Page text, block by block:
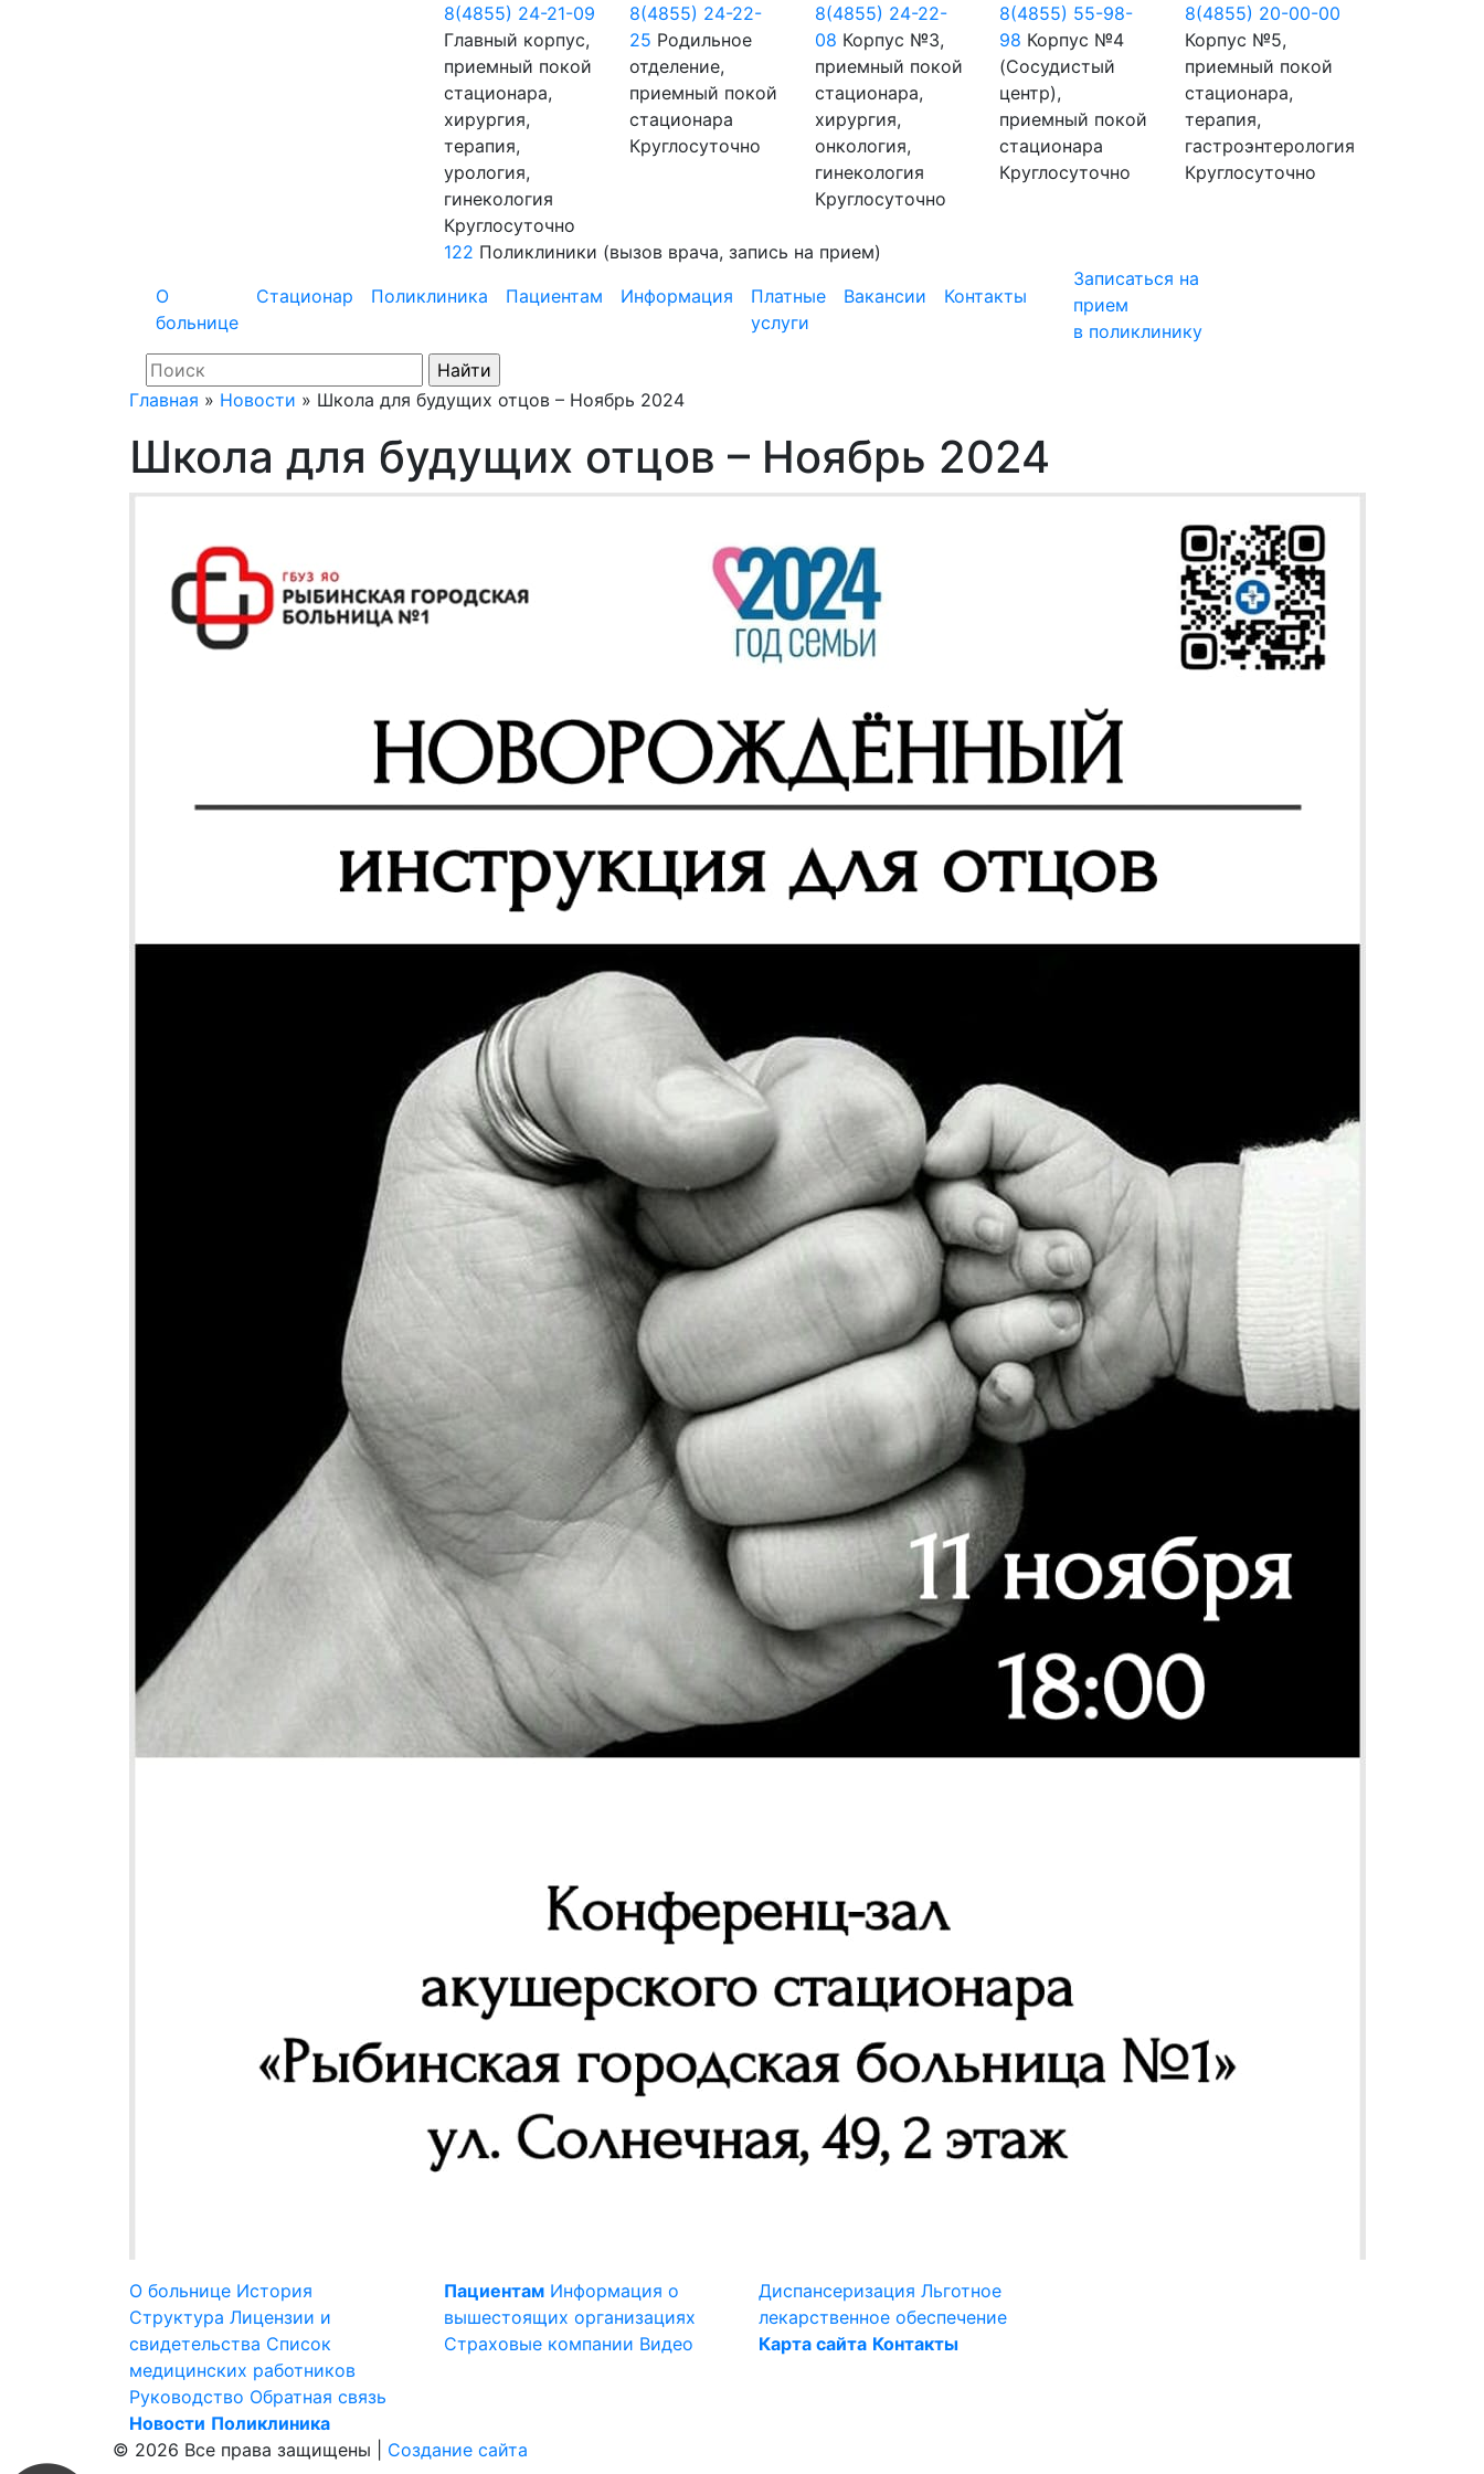
8(4855) 24-21-09
Главный корпус,
приемный покой
стационара,
хирургия,
терапия,
урология,
гинекология
Круглосуточно
8(4855) 24-22-
25 Родильное
отделение,
приемный покой
стационара
Круглосуточно
8(4855) 24-22-
08 Корпус №3,
приемный покой
стационара,
хирургия,
онкология,
гинекология
Круглосуточно
8(4855) 55-98-
98 Корпус №4
(Сосудистый
центр),
приемный покой
стационара
Круглосуточно
8(4855) 20-00-00
Корпус №5,
приемный покой
стационара,
терапия,
гастроэнтерология
Круглосуточно
122 Поликлиники (вызов врача, запись на прием)
О
больнице
Стационар Поликлиника Пациентам Информация
Платные
услуги
Вакансии Контакты
Записаться на
прием
в поликлинику
Главная » Новости » Школа для будущих отцов – Ноябрь 2024
Школа для будущих отцов – Ноябрь 2024
О больнице История
Структура Лицензии и
свидетельства Список
медицинских работников
Руководство Обратная связь
Новости Поликлиника
Пациентам Информация о
вышестоящих организациях
Страховые компании Видео
Диспансеризация Льготное
лекарственное обеспечение
Карта сайта Контакты
© 2026 Все права защищены | Создание сайта